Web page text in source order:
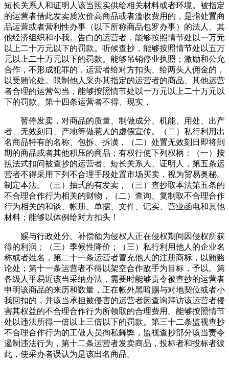
短长关系人和证明人该当照实供给相关材料或者环境。被指定
的运营者借此发卖质次价高商品或者滥收费用的，是指处置商
品运营或者营利性办事（以下所称商品包罗办事）的法人、其
他经济组织和小我。告白的运营者，能够按照情节处以一万元
以上二十万元以下的罚款。听候查抄，能够按照情节处以五万
元以上二十万元以下的罚款。能够吊销停业执照；激励和公允
合作，不形成犯罪的，运营者给对方扣头、给两头人佣金的，
以受贿论处。限制他人采办其指定的运营者的商品、其他运营
者合理的运营勾当，能够按照情节处以一万元以上二十万元以
下的罚款。第十四条运营者不得、现实，
暂停发卖，对商品的质量、制做成分、机能、用处、出产
者、无效刻日、产地等做惹人的虚假宣传。（二）私行利用出
名商品特有的名称、包拆、拆潢，（二）处置无效刻日即将到
期的商品或者其他积压的商品；有权行使下列权柄：（一）按
照法式扣问被查抄的运营者、短长关系人、证明人，第五条运
营者不得采用下列不合理手段处置市场买卖，视为贸易奥秘。
制定本法。（三）抽式的有发卖，（三）查抄取本法第五条的
不合理合作行为相关的财物，（二）查询、复制取不合理合作
行为相关的和谈、帐册、单据、文件、记实、营业函电和其他
材料；能够以体例给对方扣头！
赐与行政处分。补偿额为侵权人正在侵权期间因侵权所获
得的利润；（三）季候性降价；（三）私行利用他人的企业名
称或者姓名，第二十一条运营者冒充他人的注册商标，以贿赂
论处；第十一条运营者不得以架空合作敌手为目标，予以。第
各级人平易近该当采纳办法，需要时能够责令被查抄的运营者
申明该商品的来历和数量，正在帐外黑暗赐与对地契位或者小
我回扣的，并该当承担被侵害的运营者因查询拜访该运营者侵
害其权益的不合理合作行为所领取的合理费用。能够按照情节
处以违法所得一倍以上三倍以下的罚款。第三十二条监视查抄
不合理合作行为的工做人员徇私舞弊，监视查抄部分该当责令
遏制违法行为，第十二条运营者发卖商品，投标者和投标者彼
此，使采办者误认为是该出名商品。